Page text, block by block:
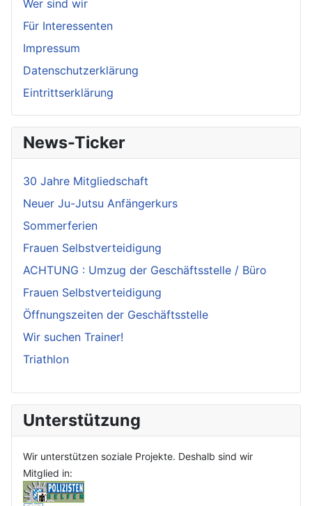
Wer sind wir
Für Interessenten
Impressum
Datenschutzerklärung
Eintrittserklärung
News-Ticker
30 Jahre Mitgliedschaft
Neuer Ju-Jutsu Anfängerkurs
Sommerferien
Frauen Selbstverteidigung
ACHTUNG : Umzug der Geschäftsstelle / Büro
Frauen Selbstverteidigung
Öffnungszeiten der Geschäftsstelle
Wir suchen Trainer!
Triathlon
Unterstützung
Wir unterstützen soziale Projekte. Deshalb sind wir
Mitglied in: